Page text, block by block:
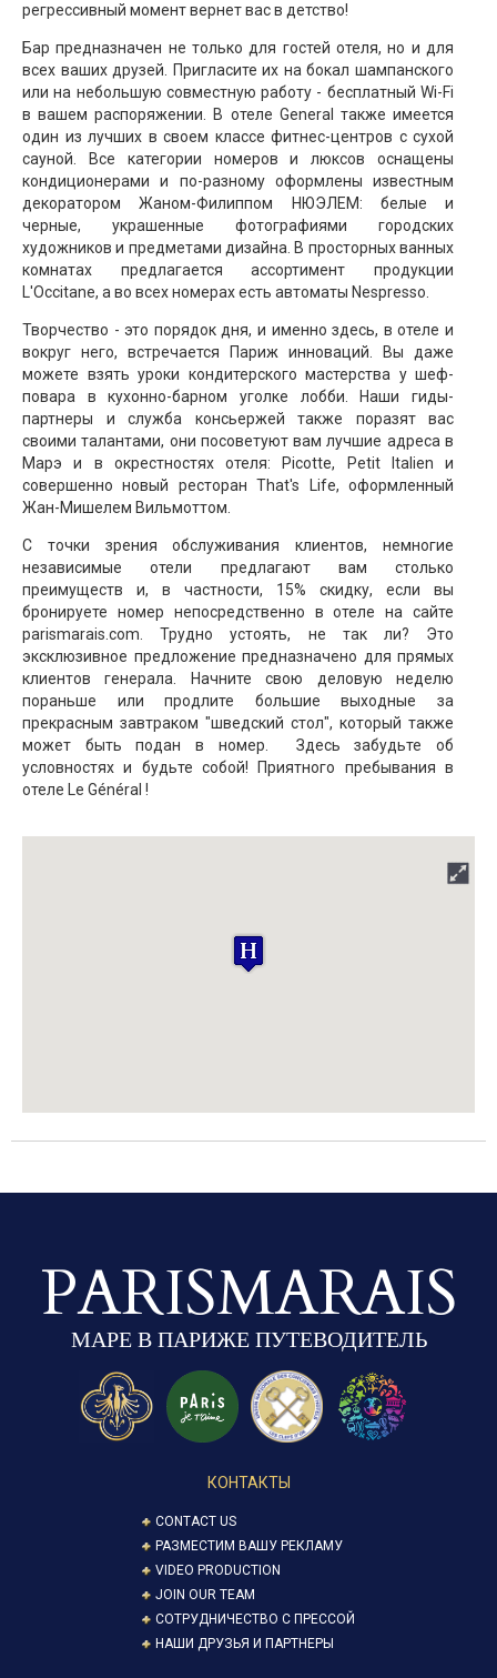
регрессивный момент вернет вас в детство!
Бар предназначен не только для гостей отеля, но и для
всех ваших друзей. Пригласите их на бокал шампанского
или на небольшую совместную работу - бесплатный Wi-Fi
в вашем распоряжении. В отеле General также имеется
один из лучших в своем классе фитнес-центров с сухой
сауной. Все категории номеров и люксов оснащены
кондиционерами и по-разному оформлены известным
декоратором Жаном-Филиппом НЮЭЛЕМ: белые и
черные, украшенные фотографиями городских
художников и предметами дизайна. В просторных ванных
комнатах предлагается ассортимент продукции
L'Occitane, а во всех номерах есть автоматы Nespresso.
Творчество - это порядок дня, и именно здесь, в отеле и
вокруг него, встречается Париж инноваций. Вы даже
можете взять уроки кондитерского мастерства у шеф-
повара в кухонно-барном уголке лобби. Наши гиды-
партнеры и служба консьержей также поразят вас
своими талантами, они посоветуют вам лучшие адреса в
Марэ и в окрестностях отеля: Picotte, Petit Italien и
совершенно новый ресторан That's Life, оформленный
Жан-Мишелем Вильмоттом.
С точки зрения обслуживания клиентов, немногие
независимые отели предлагают вам столько
преимуществ и, в частности, 15% скидку, если вы
бронируете номер непосредственно в отеле на сайте
parismarais.com. Трудно устоять, не так ли? Это
эксклюзивное предложение предназначено для прямых
клиентов генерала. Начните свою деловую неделю
пораньше или продлите большие выходные за
прекрасным завтраком "шведский стол", который также
может быть подан в номер. Здесь забудьте об
условностях и будьте собой! Приятного пребывания в
отеле Le Général !
PARISMARAIS
МАРЕ В ПАРИЖЕ ПУТЕВОДИТЕЛЬ
КОНТАКТЫ
CONTACT US
РАЗМЕСТИМ ВАШУ РЕКЛАМУ
VIDEO PRODUCTION
JOIN OUR TEAM
СОТРУДНИЧЕСТВО С ПРЕССОЙ
НАШИ ДРУЗЬЯ И ПАРТНЕРЫ